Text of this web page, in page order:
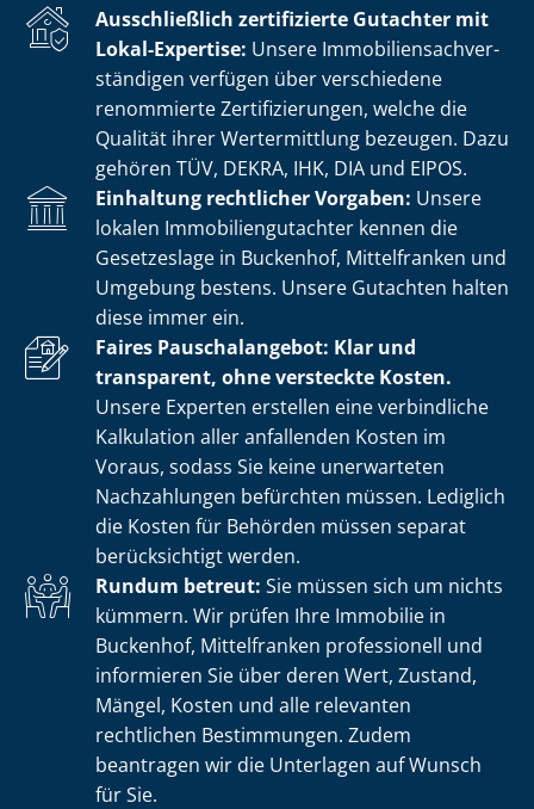
Ausschließlich zertifizierte Gutachter mit
Lokal-Expertise: Unsere Im­mo­bi­li­en­sach­ver­
stän­di­gen verfügen über verschiedene
renommierte Zer­ti­fi­zie­run­gen, welche die
Qualität ihrer Wertermittlung bezeugen. Dazu
gehören TÜV, DEKRA, IHK, DIA und EIPOS.
Einhaltung rechtlicher Vorgaben: Unsere
lokalen Im­mo­bi­li­en­gut­ach­ter kennen die
Gesetzeslage in Buckenhof, Mittelfranken und
Umgebung bestens. Unsere Gutachten halten
diese immer ein.
Faires Pauschalangebot: Klar und
transparent, ohne versteckte Kosten.
Unsere Experten erstellen eine verbindliche
Kalkulation aller anfallenden Kosten im
Voraus, sodass Sie keine unerwarteten
Nachzahlungen befürchten müssen. Lediglich
die Kosten für Behörden müssen separat
berücksichtigt werden.
Rundum betreut: Sie müssen sich um nichts
kümmern. Wir prüfen Ihre Immobilie in
Buckenhof, Mittelfranken professionell und
informieren Sie über deren Wert, Zustand,
Mängel, Kosten und alle relevanten
rechtlichen Bestimmungen. Zudem
beantragen wir die Unterlagen auf Wunsch
für Sie.